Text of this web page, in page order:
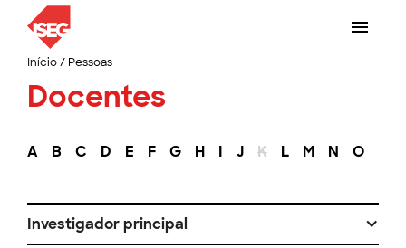
Início/ Pessoas
Docentes
A B C D E F G H I J K L M N O
Investigador principal